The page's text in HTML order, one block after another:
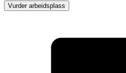
Vurder arbeidsplass